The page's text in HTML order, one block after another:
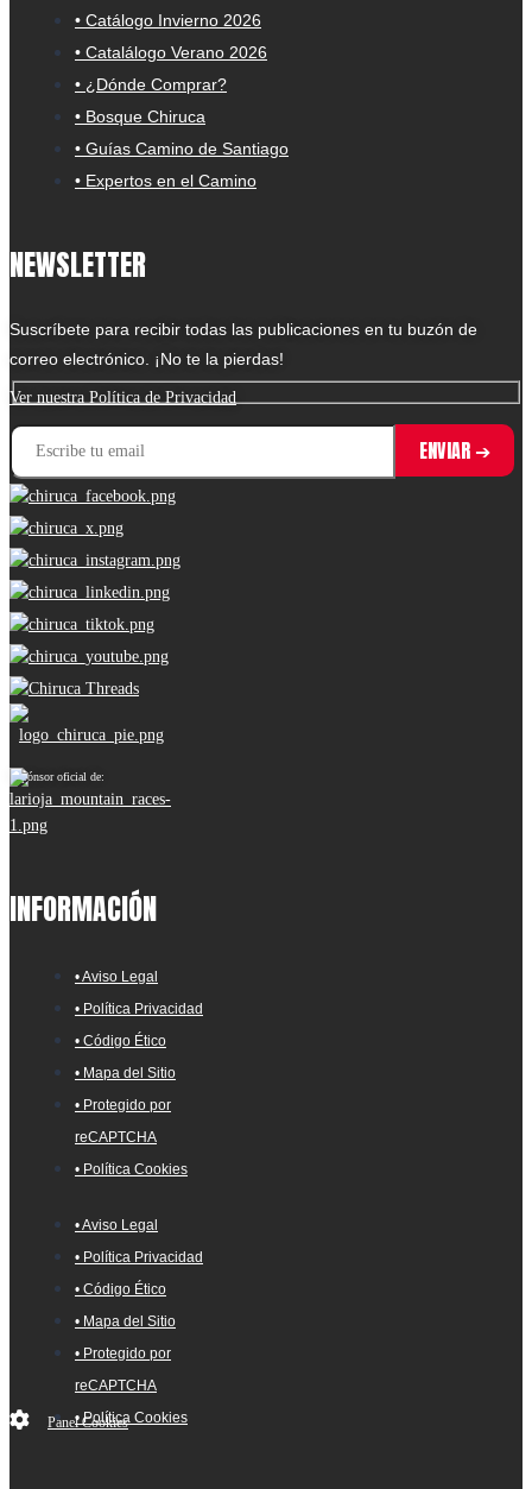
• Catálogo Invierno 2026
• Catalálogo Verano 2026
• ¿Dónde Comprar?
• Bosque Chiruca
• Guías Camino de Santiago
• Expertos en el Camino
NEWSLETTER
Suscríbete para recibir todas las publicaciones en tu buzón de
correo electrónico. ¡No te la pierdas!
Ver nuestra Política de Privacidad
Espónsor oficial de:
INFORMACIÓN
• Aviso Legal
• Política Privacidad
• Código Ético
• Mapa del Sitio
• Protegido por
reCAPTCHA
• Política Cookies
• Aviso Legal
• Política Privacidad
• Código Ético
• Mapa del Sitio
• Protegido por
reCAPTCHA
• Política Cookies
Panel Cookies